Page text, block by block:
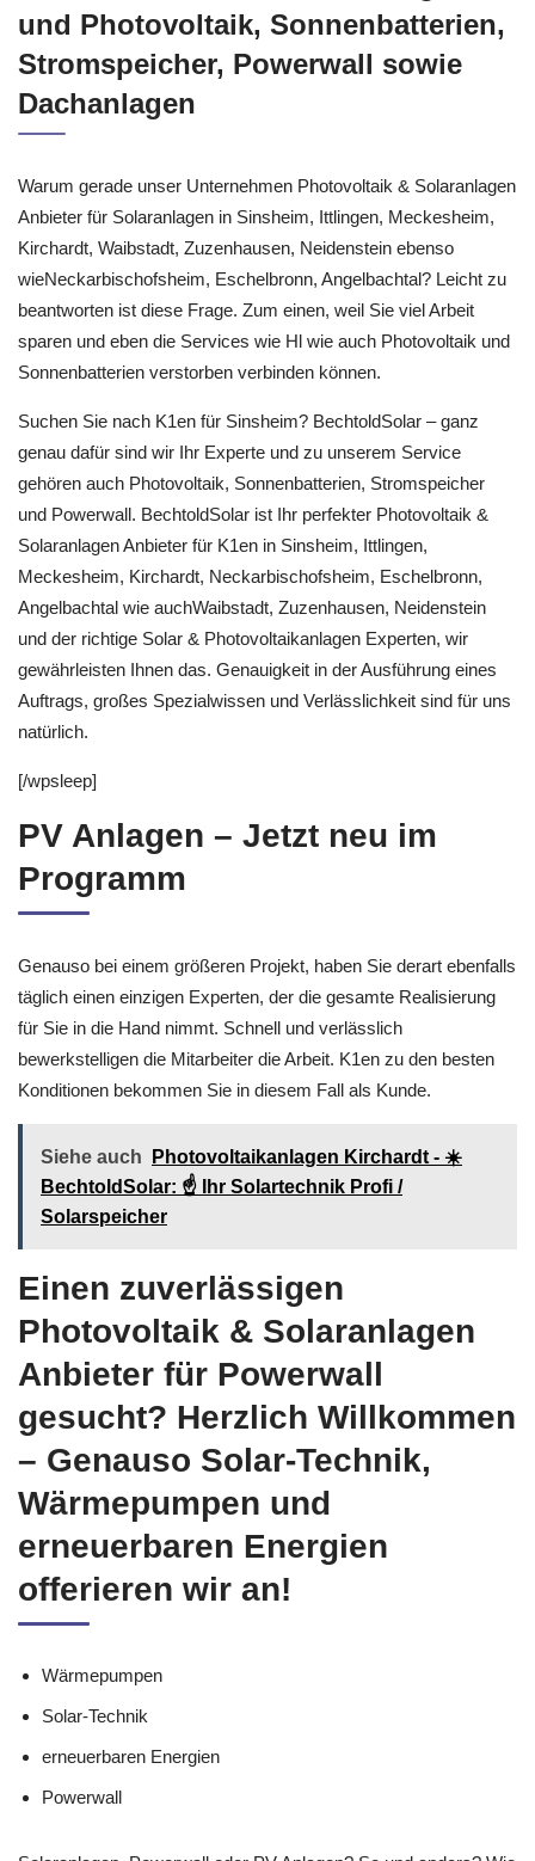
und Photovoltaik, Sonnenbatterien,
Stromspeicher, Powerwall sowie
Dachanlagen
Warum gerade unser Unternehmen Photovoltaik & Solaranlagen
Anbieter für Solaranlagen in Sinsheim, Ittlingen, Meckesheim,
Kirchardt, Waibstadt, Zuzenhausen, Neidenstein ebenso
wieNeckarbischofsheim, Eschelbronn, Angelbachtal? Leicht zu
beantworten ist diese Frage. Zum einen, weil Sie viel Arbeit
sparen und eben die Services wie Hl wie auch Photovoltaik und
Sonnenbatterien verstorben verbinden können.
Suchen Sie nach K1en für Sinsheim? BechtoldSolar – ganz
genau dafür sind wir Ihr Experte und zu unserem Service
gehören auch Photovoltaik, Sonnenbatterien, Stromspeicher
und Powerwall. BechtoldSolar ist Ihr perfekter Photovoltaik &
Solaranlagen Anbieter für K1en in Sinsheim, Ittlingen,
Meckesheim, Kirchardt, Neckarbischofsheim, Eschelbronn,
Angelbachtal wie auchWaibstadt, Zuzenhausen, Neidenstein
und der richtige Solar & Photovoltaikanlagen Experten, wir
gewährleisten Ihnen das. Genauigkeit in der Ausführung eines
Auftrags, großes Spezialwissen und Verlässlichkeit sind für uns
natürlich.
[/wpsleep]
PV Anlagen – Jetzt neu im
Programm
Genauso bei einem größeren Projekt, haben Sie derart ebenfalls
täglich einen einzigen Experten, der die gesamte Realisierung
für Sie in die Hand nimmt. Schnell und verlässlich
bewerkstelligen die Mitarbeiter die Arbeit. K1en zu den besten
Konditionen bekommen Sie in diesem Fall als Kunde.
Siehe auch
Photovoltaikanlagen Kirchardt - ☀️
BechtoldSolar: ☝️ Ihr Solartechnik Profi /
Solarspeicher
Einen zuverlässigen
Photovoltaik & Solaranlagen
Anbieter für Powerwall
gesucht? Herzlich Willkommen
– Genauso Solar-Technik,
Wärmepumpen und
erneuerbaren Energien
offerieren wir an!
Wärmepumpen
Solar-Technik
erneuerbaren Energien
Powerwall